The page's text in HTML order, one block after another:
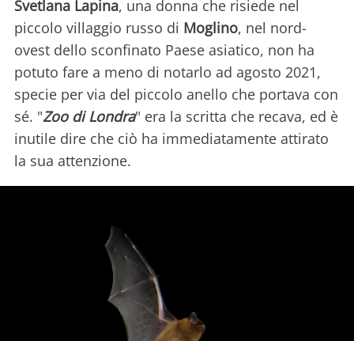
Svetlana Lapina, una donna che risiede nel
piccolo villaggio russo di Moglino, nel nord-
ovest dello sconfinato Paese asiatico, non ha
potuto fare a meno di notarlo ad agosto 2021,
specie per via del piccolo anello che portava con
sé. "Zoo di Londra" era la scritta che recava, ed è
inutile dire che ciò ha immediatamente attirato
la sua attenzione.